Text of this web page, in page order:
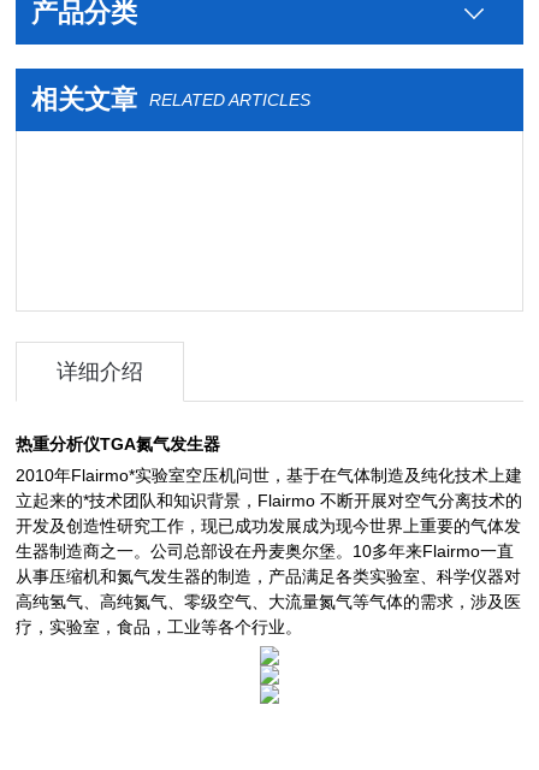
产品分类
相关文章 RELATED ARTICLES
详细介绍
热重分析仪TGA氮气发生器
2010年Flairmo*实验室空压机问世，基于在气体制造及纯化技术上建
立起来的*技术团队和知识背景，Flairmo 不断开展对空气分离技术的
开发及创造性研究工作，现已成功发展成为现今世界上重要的气体发
生器制造商之一。公司总部设在丹麦奥尔堡。10多年来Flairmo一直
从事压缩机和氮气发生器的制造，产品满足各类实验室、科学仪器对
高纯氢气、高纯氮气、零级空气、大流量氮气等气体的需求，涉及医
疗，实验室，食品，工业等各个行业。